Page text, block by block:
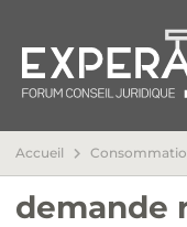
Accueil
demande